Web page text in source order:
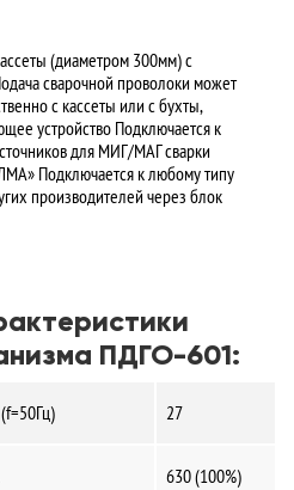
(диаметром 300мм) с
сварочной проволоки может
с кассеты или с бухты,
устройство Подключается к
для МИГ/МАГ сварки
Подключается к любому типу
производителей через блок
ПДГО-601:
27
630 (100%)